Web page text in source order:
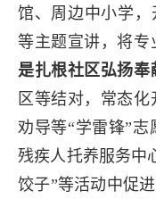
馆、周边中小学，
等主题宣讲，将专
是扎根社区弘扬奉
区等结对，常态
劝导等“学雷锋”志
残疾人托养服务中
饺子”等活动中促